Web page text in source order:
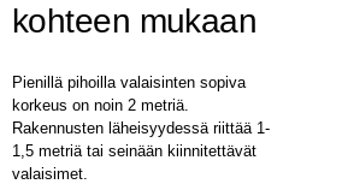
kohteen mukaan
Pienillä pihoilla valaisinten sopiva
korkeus on noin 2 metriä.
Rakennusten läheisyydessä riittää 1-
1,5 metriä tai seinään kiinnitettävät
valaisimet.